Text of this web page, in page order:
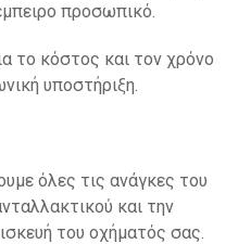
προσωπικό.
το κόστος και τον χρόνο
υποστήριξη.
όλες τις ανάγκες του
και την
του οχήματός σας.